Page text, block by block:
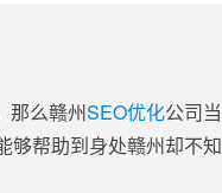
那么赣州SEO优化公司当
够帮助到身处赣州却不知